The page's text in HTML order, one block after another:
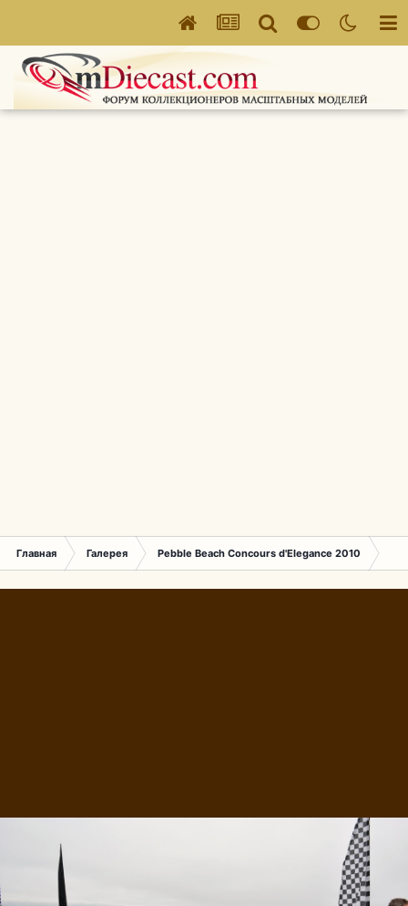
Главная Галерея Pebble Beach Concours d'Elegance 2010